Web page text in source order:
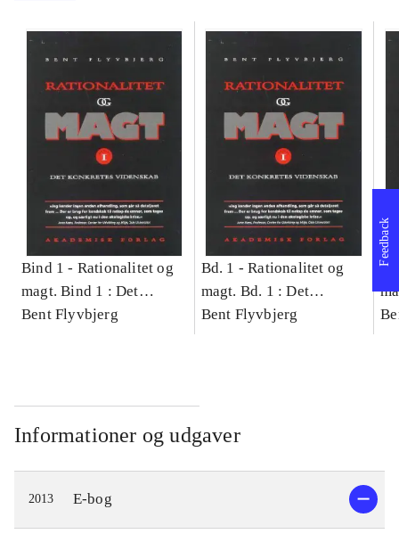
Bind 1 - Rationalitet og
magt. Bind 1 : Det
konkretes videnskab
Bent Flyvbjerg
Bd. 1 -Rationalitet og
magt. Bd. 1 : Det
konkretes videnskab
Bent Flyvbjerg
Informationer og udgaver
2013 E-bog
Feedback